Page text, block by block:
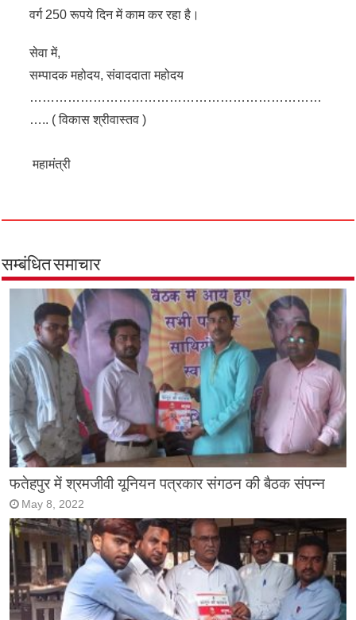
वर्ग 250 रूपये दिन में काम कर रहा है।
सेवा में,
सम्पादक महोदय, संवाददाता महोदय
……………………………………………………………
….. ( विकास श्रीवास्तव )
महामंत्री
सम्बंधित समाचार
फतेहपुर में श्रमजीवी यूनियन पत्रकार संगठन की बैठक संपन्न
May 8, 2022